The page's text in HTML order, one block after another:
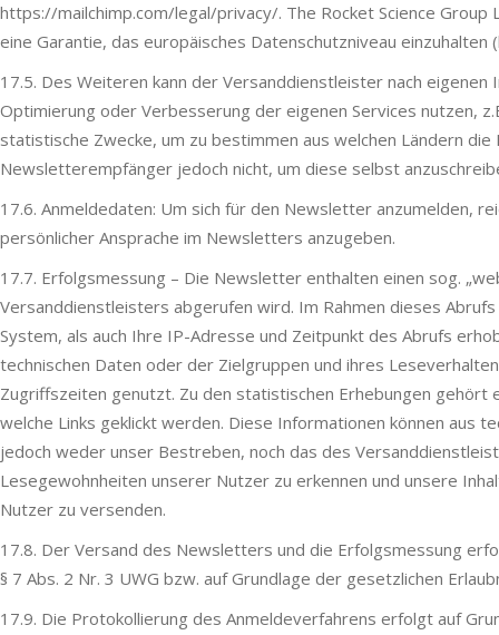
https://mailchimp.com/legal/privacy/. The Rocket Science
eine Garantie, das europäisches Datenschutzniveau
17.5. Des Weiteren kann der Versanddienstleister nach
Optimierung oder Verbesserung der eigenen Services nutzen,
statistische Zwecke, um zu bestimmen aus welchen Ländern
Newsletterempfänger jedoch nicht, um diese selbst
17.6. Anmeldedaten: Um sich für den Newsletter anzumelden,
persönlicher Ansprache im Newsletters anzugeben.
17.7. Erfolgsmessung – Die Newsletter enthalten einen sog.
Versanddienstleisters abgerufen wird. Im Rahmen dieses
System, als auch Ihre IP-Adresse und Zeitpunkt des Abrufs
technischen Daten oder der Zielgruppen und ihres
Zugriffszeiten genutzt. Zu den statistischen Erhebungen
welche Links geklickt werden. Diese Informationen können aus
jedoch weder unser Bestreben, noch das des
Lesegewohnheiten unserer Nutzer zu erkennen und unsere
Nutzer zu versenden.
17.8. Der Versand des Newsletters und die Erfolgsmessung
§ 7 Abs. 2 Nr. 3 UWG bzw. auf Grundlage der gesetzlichen
17.9. Die Protokollierung des Anmeldeverfahrens erfolgt auf